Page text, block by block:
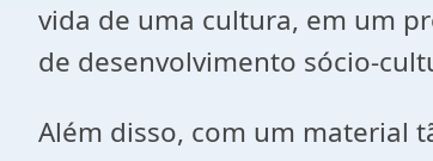
vida de uma cultura, em um
de desenvolvimento sócio-
Além disso, com um material